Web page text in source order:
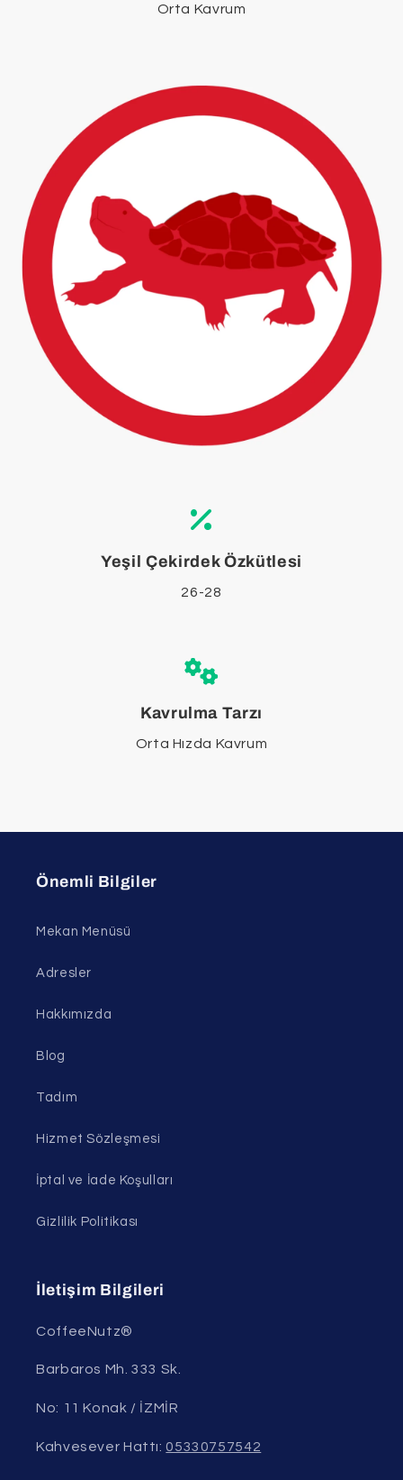
Orta Kavrum
Yeşil Çekirdek Özkütlesi
26-28
Kavrulma Tarzı
Orta Hızda Kavrum
Önemli Bilgiler
Mekan Menüsü
Adresler
Hakkımızda
Blog
Tadım
Hizmet Sözleşmesi
İptal ve İade Koşulları
Gizlilik Politikası
İletişim Bilgileri
CoffeeNutz®
Barbaros Mh. 333 Sk.
No: 11 Konak / İZMİR
Kahvesever Hattı:05330757542